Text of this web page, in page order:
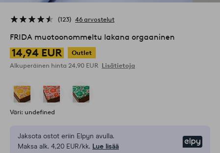
123 46 arvostelut
FRIDA muotoonommeltu lakana orgaaninen
14,94 EUR
Outlet
Alkuperäinen hinta 24,90 EUR Lisätietoja
Väri: undefined
Jaksota ostot eriin Elpyn avulla.
Maksa alk. 4,20 EUR/kk. Lue lisää